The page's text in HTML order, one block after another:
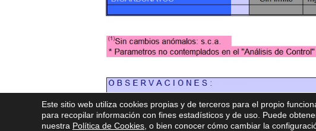
Este sitio web utiliza cookies propias y de terceros para el propio
para recopilar información con fines estadísticos y de uso. Puede
nuestra Política de Cookies , o bien conocer cómo cambiar la